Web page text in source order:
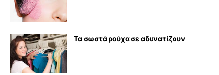
Τα σωστά ρούχα σε αδυνατίζουν